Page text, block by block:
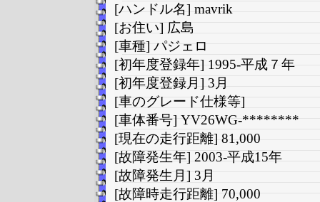
[ハンドル名] mavrik
[お住い] 広島
[車種] パジェロ
[初年度登録年] 1995-平成７年
[初年度登録月] 3月
[車のグレード仕様等]
[車体番号] YV26WG-********
[現在の走行距離] 81,000
[故障発生年] 2003-平成15年
[故障発生月] 3月
[故障時走行距離] 70,000